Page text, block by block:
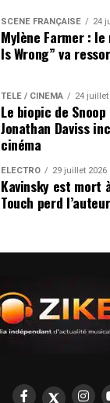
SCÈNE FRANÇAISE 24
Mylène Farmer :
Is Wrong” va
TÉLÉ / CINÉMA 24 juillet
Le biopic de
Jonathan Daviss
cinéma
ÉLECTRO 29 juillet 2026
Kavinsky est mort
Touch perd